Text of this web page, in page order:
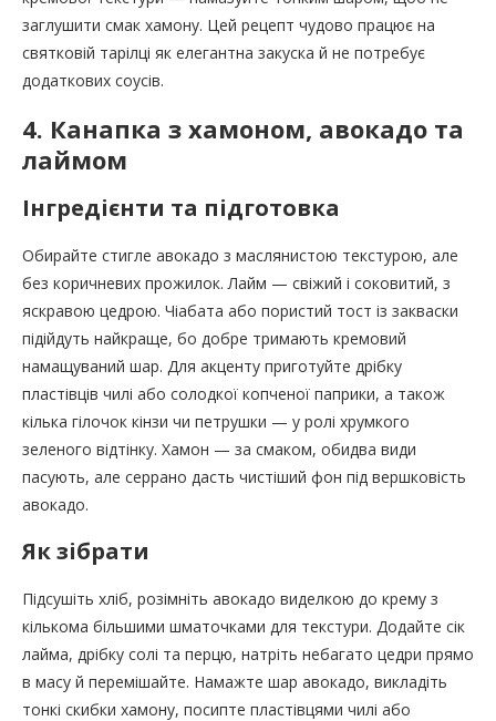
заглушити смак хамону. Цей рецепт чудово працює на
святковій тарілці як елегантна закуска й не потребує
додаткових соусів.
4. Канапка з хамоном, авокадо та
лаймом
Інгредієнти та підготовка
Обирайте стигле авокадо з маслянистою текстурою, але
без коричневих прожилок. Лайм — свіжий і соковитий, з
яскравою цедрою. Чіабата або пористий тост із закваски
підійдуть найкраще, бо добре тримають кремовий
намащуваний шар. Для акценту приготуйте дрібку
пластівців чилі або солодкої копченої паприки, а також
кілька гілочок кінзи чи петрушки — у ролі хрумкого
зеленого відтінку. Хамон — за смаком, обидва види
пасують, але серрано дасть чистіший фон під вершковість
авокадо.
Як зібрати
Підсушіть хліб, розімніть авокадо виделкою до крему з
кількома більшими шматочками для текстури. Додайте сік
лайма, дрібку солі та перцю, натріть небагато цедри прямо
в масу й перемішайте. Намажте шар авокадо, викладіть
тонкі скибки хамону, посипте пластівцями чилі або